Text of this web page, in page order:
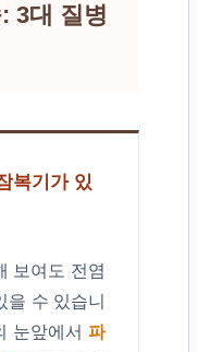
3대 질병
복기가 있
보여도 전염
을 수 있습니
눈앞에서 파